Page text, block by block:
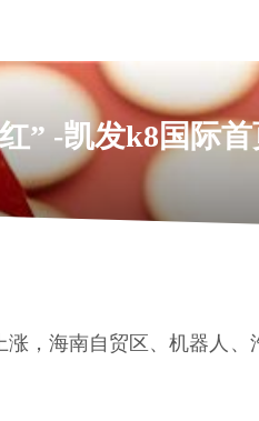
” -凯发k8国际
，海南自贸区、机器人